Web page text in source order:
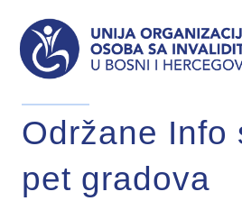
Održane Info
pet gradova